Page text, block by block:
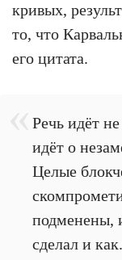
кривых,
то, что
его цитата.
Речь идёт
идёт о
Целые
подменены,
сделал и как.